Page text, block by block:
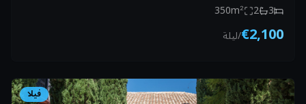
3
2
350m²
€2,100
/ليلة
فيلا